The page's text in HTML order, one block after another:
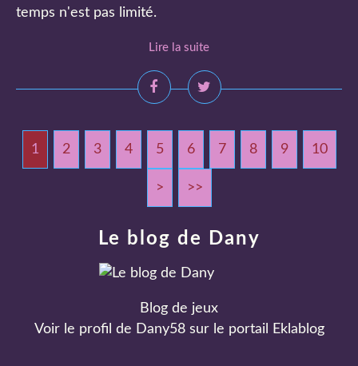
temps n'est pas limité.
Lire la suite
1 2 3 4 5 6 7 8 9 10
> >>
Le blog de Dany
Blog de jeux
Voir le profil de Dany58sur le portail Eklablog